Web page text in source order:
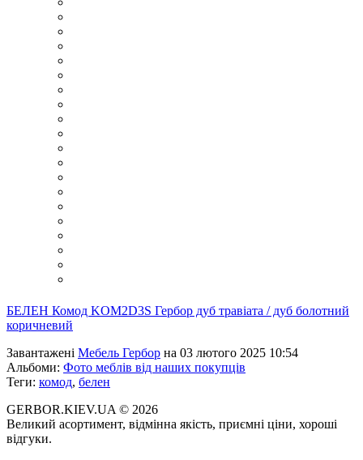
БЕЛЕН Комод KOM2D3S Гербор дуб травіата / дуб болотний
коричневий
Завантажені Мебель Гербор на 03 лютого 2025 10:54
Альбоми: Фото меблів від наших покупців
Теги: комод, белен
GERBOR.KIEV.UA © 2026
Великий асортимент, відмінна якість, приємні ціни, хороші
відгуки.